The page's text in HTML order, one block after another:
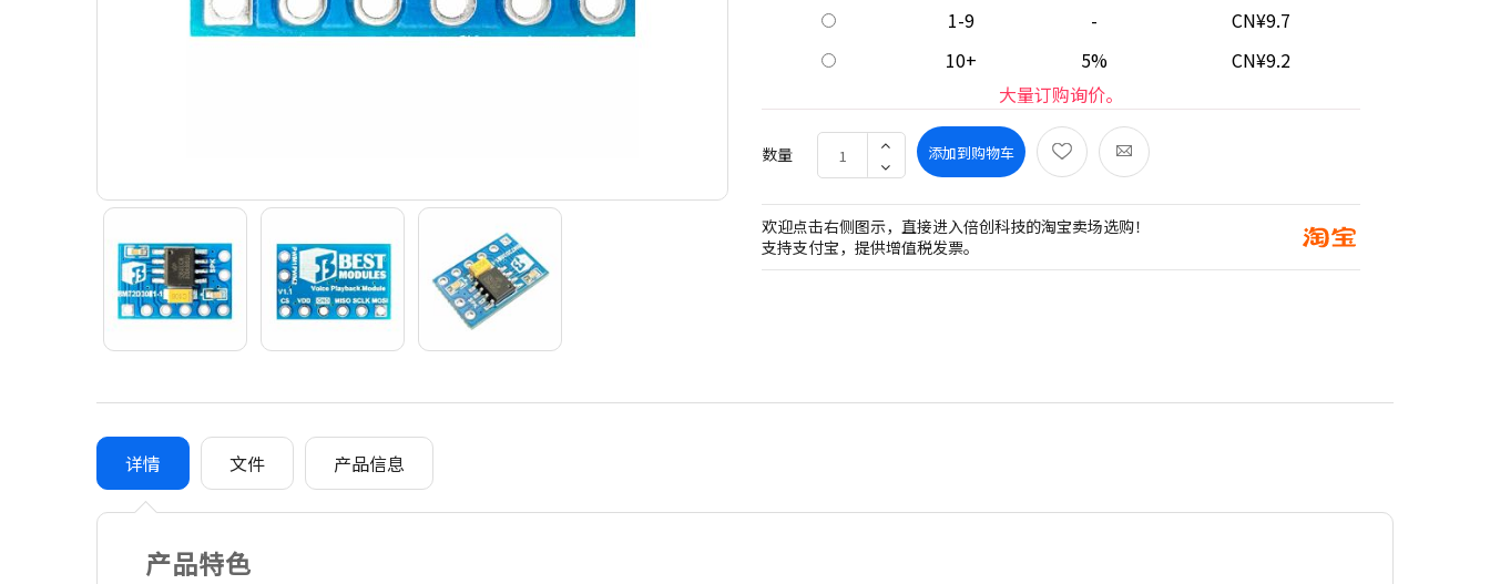
1-9
-
CN¥9.7
10+
5%
CN¥9.2
大量订购询价。
数量 添加到购物车
欢迎点击右侧图示，直接进入倍创科技的淘宝卖场选购！
支持支付宝，提供增值税发票。
详情 文件 产品信息
产品特色